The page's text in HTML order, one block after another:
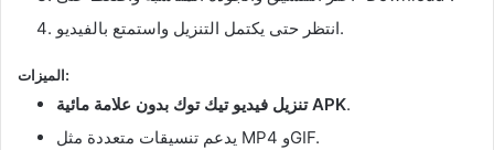
انتظر حتى يكتمل التنزيل واستمتع بالفيديو.
الميزات:
تنزيل فيديو تيك توك بدون علامة مائية APK.
يدعم تنسيقات متعددة مثل MP4 وGIF.